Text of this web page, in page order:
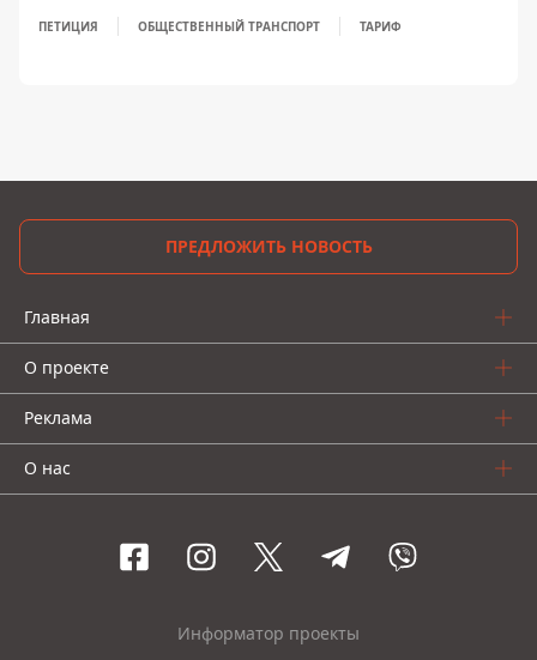
ПЕТИЦИЯ ОБЩЕСТВЕННЫЙ ТРАНСПОРТ ТАРИФ
ПРЕДЛОЖИТЬ НОВОСТЬ
Главная
О проекте
Реклама
О нас
Информатор проекты